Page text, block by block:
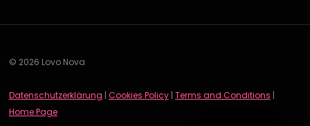
© 2026 Lovo Nova
Datenschutzerklärung | Cookies Policy| Terms and Conditions |
Home Page